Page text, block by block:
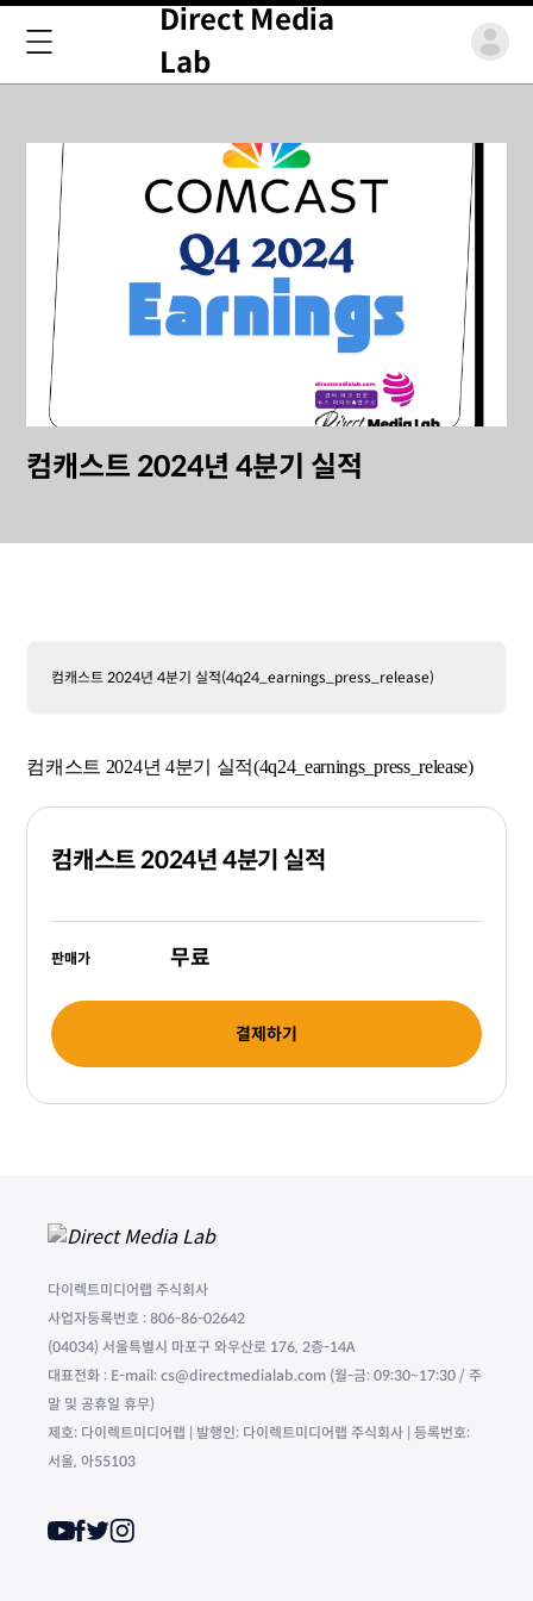
Direct Media
Lab
컴캐스트 2024년 4분기 실적
컴캐스트 2024년 4분기 실적(4q24_earnings_press_release)
컴캐스트 2024년 4분기 실적(4q24_earnings_press_release)
컴캐스트 2024년 4분기 실적
판매가 무료
결제하기
다이렉트미디어랩 주식회사
사업자등록번호 : 806-86-02642
(04034) 서울특별시 마포구 와우산로 176, 2층-14A
대표전화 : E-mail: cs@directmedialab.com (월-금: 09:30~17:30 / 주
말 및 공휴일 휴무)
제호: 다이렉트미디어랩 | 발행인: 다이렉트미디어랩 주식회사 | 등록번호:
서울, 아55103